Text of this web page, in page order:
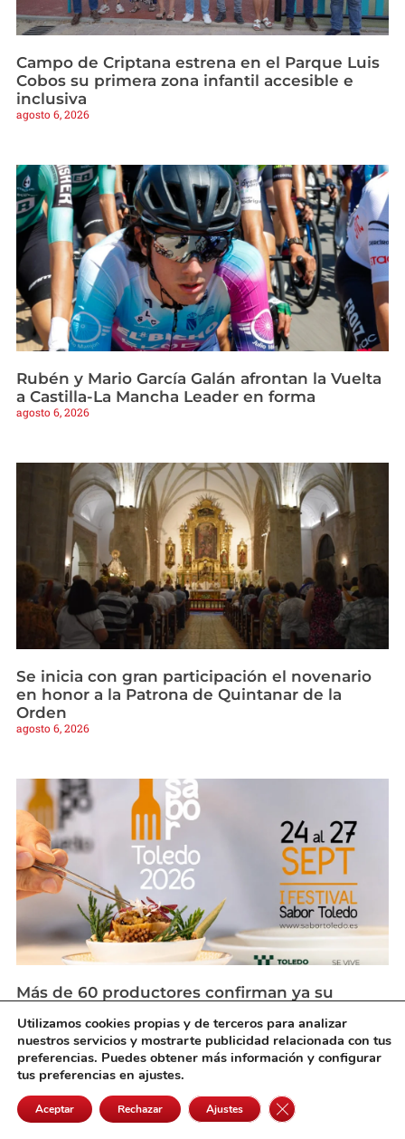
Campo de Criptana estrena en el Parque Luis
Cobos su primera zona infantil accesible e
inclusiva
agosto 6, 2026
Rubén y Mario García Galán afrontan la Vuelta
a Castilla-La Mancha Leader en forma
agosto 6, 2026
Se inicia con gran participación el novenario
en honor a la Patrona de Quintanar de la
Orden
agosto 6, 2026
Más de 60 productores confirman ya su
agosto 6, 2026
Utilizamos cookies propias y de terceros para analizar
nuestros servicios y mostrarte publicidad relacionada con tus
preferencias. Puedes obtener más información y configurar
tus preferencias en ajustes.
Aceptar Rechazar Ajustes Cerrar el banner de